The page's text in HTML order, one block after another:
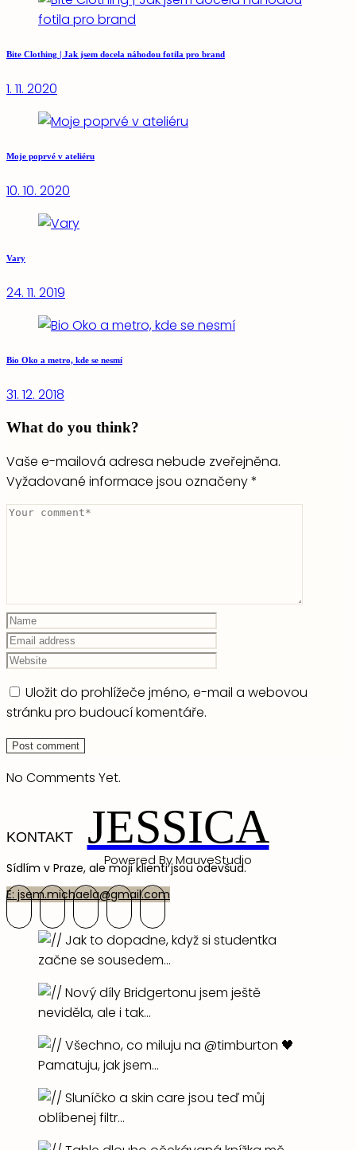
Bite Clothing | Jak jsem docela náhodou fotila pro brand
1. 11. 2020
Moje poprvé v ateliéru
10. 10. 2020
Vary
24. 11. 2019
Bio Oko a metro, kde se nesmí
31. 12. 2018
What do you think?
Vaše e-mailová adresa nebude zveřejněna.
Vyžadované informace jsou označeny*
Uložit do prohlížeče jméno, e-mail a webovou
stránku pro budoucí komentáře.
No Comments Yet.
JESSICA
Powered By MauveStudio
KONTAKT
Sídlím v Praze, ale moji klienti jsou odevšud.
E: jsem.michaela@gmail.com